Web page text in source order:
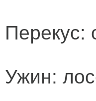
Перекус:
Ужин: